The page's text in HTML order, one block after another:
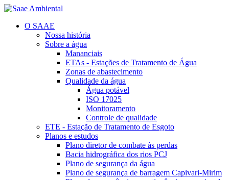
O SAAE
Nossa história
Sobre a água
Mananciais
ETAs - Estações de Tratamento de Água
Zonas de abastecimento
Qualidade da água
Água potável
ISO 17025
Monitoramento
Controle de qualidade
ETE - Estação de Tratamento de Esgoto
Planos e estudos
Plano diretor de combate às perdas
Bacia hidrográfica dos rios PCJ
Plano de segurança da água
Plano de segurança de barragem Capivari-Mirim